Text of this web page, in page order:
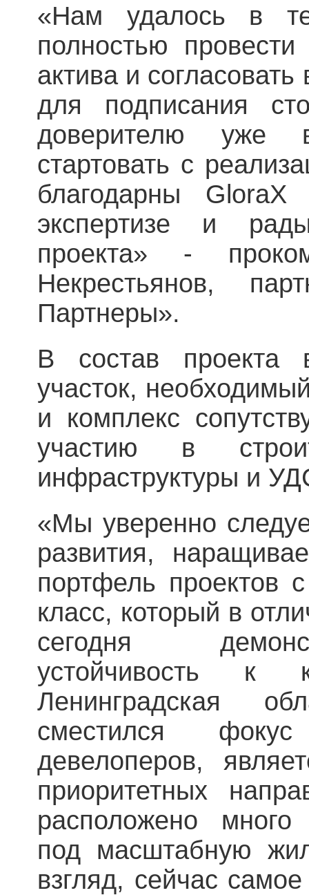
«Нам удалось в
полностью
актива и
для подписания
доверителю уже
стартовать с
благодарны
экспертизе и
проекта» -
Некрестьянов,
Партнеры».
В состав проекта
участок,
и комплекс
участию в
инфраструктуры и
«Мы уверенно
развития,
портфель проектов
класс, который в
сегодня
устойчивость к
Ленинградская
сместился
девелоперов,
приоритетных
расположено
под масштабную
взгляд, сейчас